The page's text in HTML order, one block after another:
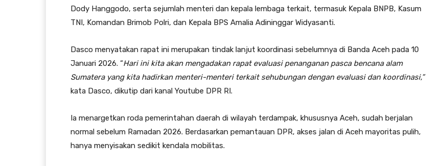
Dody Hanggodo, serta sejumlah menteri dan kepala lembaga terkait, termasuk Kepala BNPB, Kasum
TNI, Komandan Brimob Polri, dan Kepala BPS Amalia Adininggar Widyasanti.
Dasco menyatakan rapat ini merupakan tindak lanjut koordinasi sebelumnya di Banda Aceh pada 10
Januari 2026. “Hari ini kita akan mengadakan rapat evaluasi penanganan pasca bencana alam
Sumatera yang kita hadirkan menteri-menteri terkait sehubungan dengan evaluasi dan koordinasi,”
kata Dasco, dikutip dari kanal Youtube DPR RI.
Ia menargetkan roda pemerintahan daerah di wilayah terdampak, khususnya Aceh, sudah berjalan
normal sebelum Ramadan 2026. Berdasarkan pemantauan DPR, akses jalan di Aceh mayoritas pulih,
hanya menyisakan sedikit kendala mobilitas.